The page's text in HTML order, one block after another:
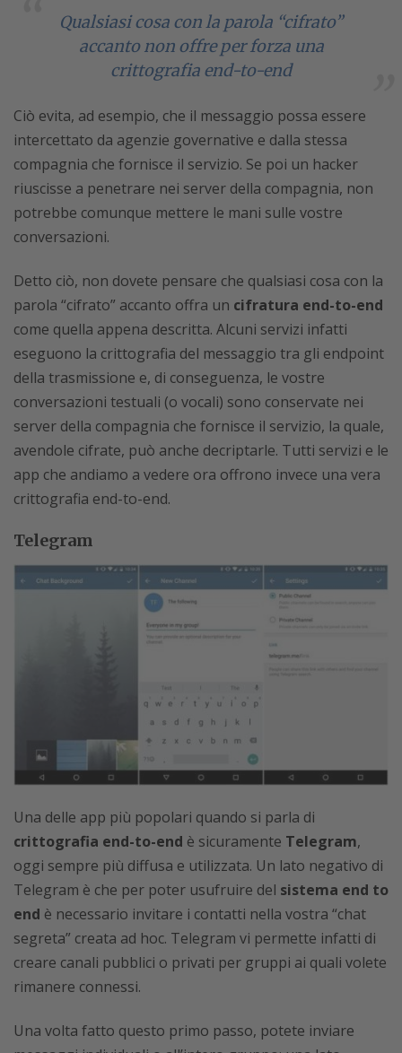
Qualsiasi cosa con la parola “cifrato”
accanto non offre per forza una
crittografia end-to-end
Ciò evita, ad esempio, che il messaggio possa essere
intercettato da agenzie governative e dalla stessa
compagnia che fornisce il servizio. Se poi un hacker
riuscisse a penetrare nei server della compagnia, non
potrebbe comunque mettere le mani sulle vostre
conversazioni.
Detto ciò, non dovete pensare che qualsiasi cosa con la
parola “cifrato” accanto offra un cifratura end-to-end
come quella appena descritta. Alcuni servizi infatti
eseguono la crittografia del messaggio tra gli endpoint
della trasmissione e, di conseguenza, le vostre
conversazioni testuali (o vocali) sono conservate nei
server della compagnia che fornisce il servizio, la quale,
avendole cifrate, può anche decriptarle. Tutti servizi e le
app che andiamo a vedere ora offrono invece una vera
crittografia end-to-end.
Telegram
Una delle app più popolari quando si parla di
crittografia end-to-end è sicuramente Telegram,
oggi sempre più diffusa e utilizzata. Un lato negativo di
Telegram è che per poter usufruire del sistema end to
end è necessario invitare i contatti nella vostra “chat
segreta” creata ad hoc. Telegram vi permette infatti di
creare canali pubblici o privati per gruppi ai quali volete
rimanere connessi.
Una volta fatto questo primo passo, potete inviare